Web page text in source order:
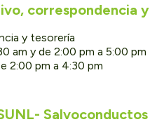
correspondencia y
y tesorería
am y de 2:00 pm a 5:00 pm
2:00 pm a 4:30 pm
Salvoconductos